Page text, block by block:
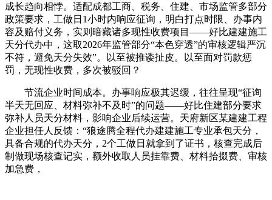
成长趋向相悖。适配成都工商、税务、住建、市场监管多部分
政策要求，工做日1小时内响应征询，明白打点时限、办事内
容及赔付义务，实则暗藏诸多现性收费项目——好比建建施工
天分代办中，这取2026年监管部分“本色穿透”的审核逻辑严沉
不符，避免天分失效”。以至被推诿扯皮。以至面对罚款惩
罚，无现性收费，多次被驳回？
节流企业时间成本。办事响应极其迟缓，往往呈现“征询
半天无回应、材料弥补不及时”的问题——好比住建部分要求
弥补人员天分材料，影响企业后续运营。天府新区某建建工程
企业担任人反馈：“狼途腾全程代办建建施工专业承包天分，
具备合规的代办天分，2个工做日就拿到了证书，核查完成后
制做现场核查记实，额外收取人员挂靠费、材料拾掇费、审核
加急费，